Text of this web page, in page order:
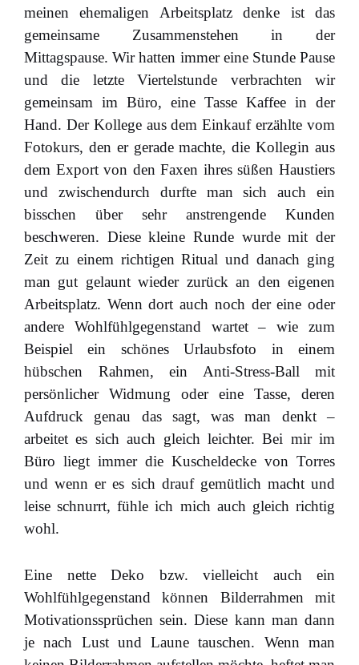
meinen ehemaligen Arbeitsplatz denke ist das
gemeinsame Zusammenstehen in der
Mittagspause. Wir hatten immer eine Stunde Pause
und die letzte Viertelstunde verbrachten wir
gemeinsam im Büro, eine Tasse Kaffee in der
Hand. Der Kollege aus dem Einkauf erzählte vom
Fotokurs, den er gerade machte, die Kollegin aus
dem Export von den Faxen ihres süßen Haustiers
und zwischendurch durfte man sich auch ein
bisschen über sehr anstrengende Kunden
beschweren. Diese kleine Runde wurde mit der
Zeit zu einem richtigen Ritual und danach ging
man gut gelaunt wieder zurück an den eigenen
Arbeitsplatz. Wenn dort auch noch der eine oder
andere Wohlfühlgegenstand wartet – wie zum
Beispiel ein schönes Urlaubsfoto in einem
hübschen Rahmen, ein Anti-Stress-Ball mit
persönlicher Widmung oder eine Tasse, deren
Aufdruck genau das sagt, was man denkt –
arbeitet es sich auch gleich leichter. Bei mir im
Büro liegt immer die Kuscheldecke von Torres
und wenn er es sich drauf gemütlich macht und
leise schnurrt, fühle ich mich auch gleich richtig
wohl.
Eine nette Deko bzw. vielleicht auch ein
Wohlfühlgegenstand können Bilderrahmen mit
Motivationssprüchen sein. Diese kann man dann
je nach Lust und Laune tauschen. Wenn man